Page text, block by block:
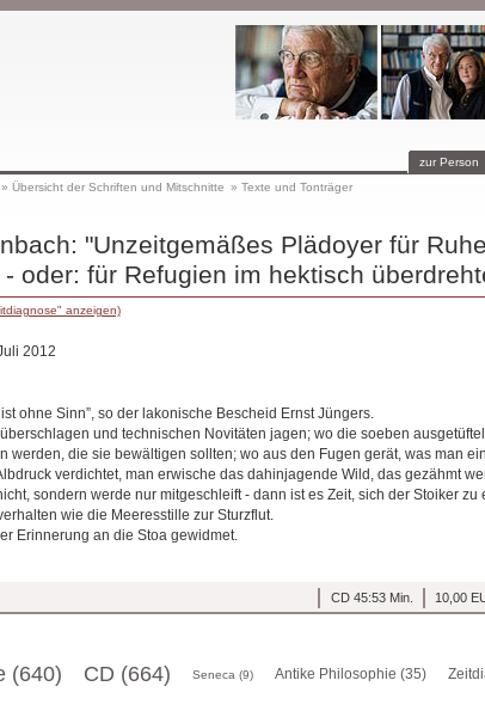
zur Person
» Übersicht der Schriften und Mitschnitte » Texte und Tonträger
"Unzeitgemäßes Plädoyer für
oder: für Refugien im hektisch
anzeigen)
2012
ohne Sinn”, so der lakonische Bescheid Ernst Jüngers.
und technischen Novitäten jagen; wo die soeben
werden, die sie bewältigen sollten; wo aus den Fugen gerät, was man
verdichtet, man erwische das dahinjagende Wild, das gezähmt
sondern werde nur mitgeschleift - dann ist es Zeit, sich der Stoiker zu
wie die Meeresstille zur Sturzflut.
Erinnerung an die Stoa gewidmet.
10,00
CD 45:53 Min.
(640) CD (664) Seneca (9) Antike Philosophie (35)